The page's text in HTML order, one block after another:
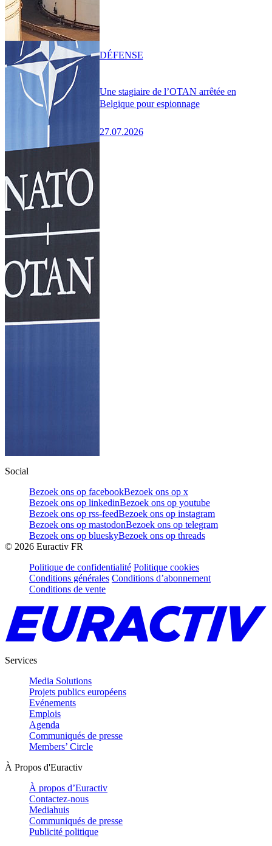
Une stagiaire de l’OTAN arrêtée en
Belgique pour espionnage
27.07.2026
DÉFENSE
Social
Bezoek ons op facebookBezoek ons op x
Bezoek ons op linkedinBezoek ons op youtube
Bezoek ons op rss-feedBezoek ons op instagram
Bezoek ons op mastodonBezoek ons op telegram
Bezoek ons op blueskyBezoek ons op threads
© 2026 Euractiv FR
Politique de confidentialité Politique cookies
Conditions générales Conditions d’abonnement
Conditions de vente
Services
Media Solutions
Projets publics européens
Evénements
Emplois
Agenda
Communiqués de presse
Members’ Circle
À Propos d'Euractiv
À propos d’Euractiv
Contactez-nous
Mediahuis
Communiqués de presse
Publicité politique